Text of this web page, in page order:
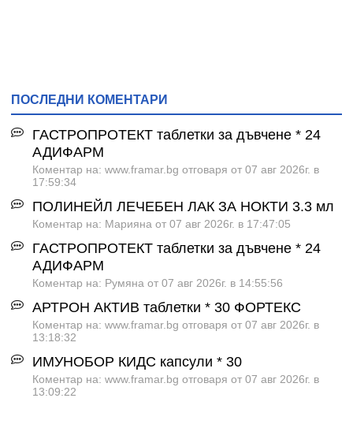
ПОСЛЕДНИ КОМЕНТАРИ
ГАСТРОПРОТЕКТ таблетки за дъвчене * 24
АДИФАРМ
Коментар на: www.framar.bg отговаря от 07 авг 2026г. в
17:59:34
ПОЛИНЕЙЛ ЛЕЧЕБЕН ЛАК ЗА НОКТИ 3.3 мл
Коментар на: Марияна от 07 авг 2026г. в 17:47:05
ГАСТРОПРОТЕКТ таблетки за дъвчене * 24
АДИФАРМ
Коментар на: Румяна от 07 авг 2026г. в 14:55:56
АРТРОН АКТИВ таблетки * 30 ФОРТЕКС
Коментар на: www.framar.bg отговаря от 07 авг 2026г. в
13:18:32
ИМУНОБОР КИДС капсули * 30
Коментар на: www.framar.bg отговаря от 07 авг 2026г. в
13:09:22